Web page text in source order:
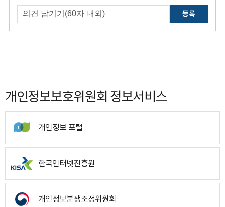
등록
개인정보보호위원회 정보서비스
개인정보 포털
한국인터넷진흥원
개인정보분쟁조정위원회